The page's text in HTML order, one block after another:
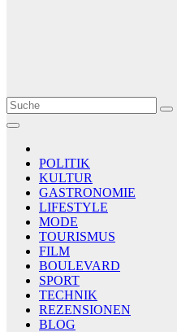
Le Matin
AGENCE DE PRESSE
POLITIK
KULTUR
GASTRONOMIE
LIFESTYLE
MODE
TOURISMUS
FILM
BOULEVARD
SPORT
TECHNIK
REZENSIONEN
BLOG